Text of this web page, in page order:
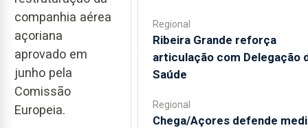
companhia aérea
açoriana
aprovado em
junho pela
Comissão
Europeia.
Regional
Ribeira Grande reforça
articulação com Delegação
Saúde
Regional
Chega/Açores defende